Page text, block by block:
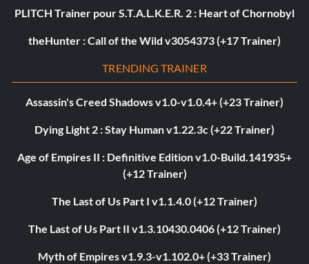
PLITCH Trainer pour S.T.A.L.K.E.R. 2 : Heart of Chornobyl
theHunter : Call of the Wild v3054373 (+17 Trainer)
TRENDING TRAINER
Assassin's Creed Shadows v1.0-v1.0.4+ (+23 Trainer)
Dying Light 2 : Stay Human v1.22.3c (+22 Trainer)
Age of Empires II : Definitive Edition v1.0-Build.141935+
(+12 Trainer)
The Last of Us Part I v1.1.4.0 (+12 Trainer)
The Last of Us Part II v1.3.10430.0406 (+12 Trainer)
Myth of Empires v1.9.3-v1.102.0+ (+33 Trainer)